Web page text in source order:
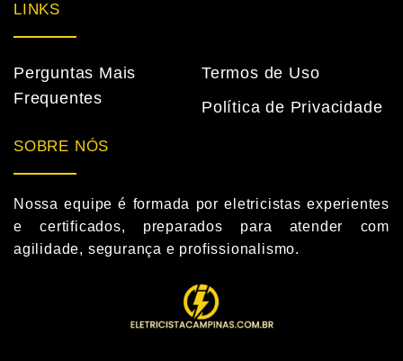
LINKS
Perguntas Mais
Frequentes
Termos de Uso
Política de Privacidade
SOBRE NÓS
Nossa equipe é formada por eletricistas experientes
e certificados, preparados para atender com
agilidade, segurança e profissionalismo.